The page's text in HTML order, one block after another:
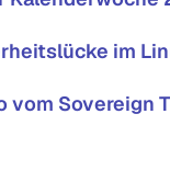
im
vom Sovereign